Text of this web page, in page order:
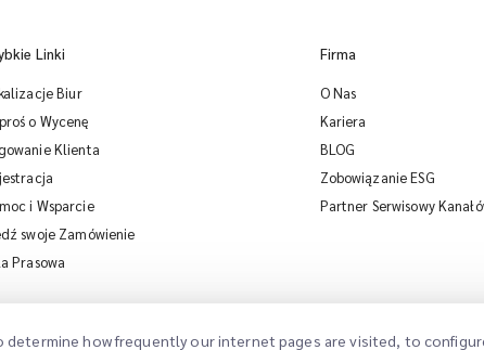
Linki
Biur
o Wycenę
Klienta
i Wsparcie
swoje Zamówienie
Prasowa
Firma
O Nas
Kariera
BLOG
Zobowiązanie ESG
Partner Serwisowy
how frequently our internet pages are visited, to